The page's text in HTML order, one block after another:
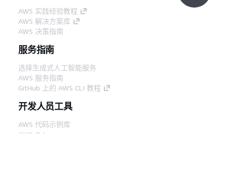
AWS 实践经验教程
AWS 解决方案库
AWS 决策指南
服务指南
选择生成式人工智能服务
AWS 服务指南
GitHub 上的 AWS CLI 教程
开发人员工具
AWS 代码示例库
AWS CLI